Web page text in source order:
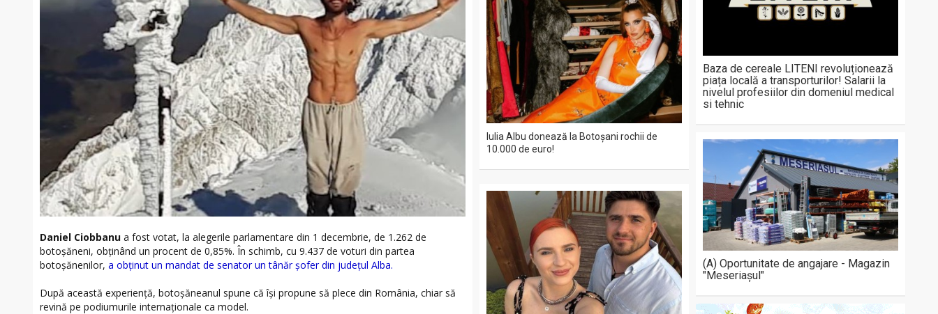
Daniel Ciobbanu a fost votat, la alegerile parlamentare din 1 decembrie, de 1.262 de
botoșăneni, obținând un procent de 0,85%. În schimb, cu 9.437 de voturi din partea
botoșănenilor, a obținut un mandat de senator un tânăr șofer din județul Alba.
După această experiență, botoșăneanul spune că își propune să plece din România, chiar să
revină pe podiumurile internaționale ca model.
Iulia Albu donează la Botoșani rochii de
10.000 de euro!
Baza de cereale LITENI revoluționează
piața locală a transporturilor! Salarii la
nivelul profesiilor din domeniul medical
si tehnic
(A) Oportunitate de angajare - Magazin
"Meseriașul"